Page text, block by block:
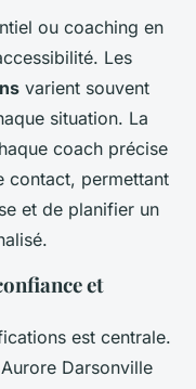
ou coaching en
Les
varient souvent
situation. La
coach précise
contact, permettant
et de planifier un
et
est centrale.
Darsonville